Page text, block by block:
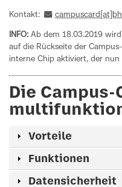
Kontakt:
INFO: Ab dem 18.03.2019
auf die Rückseite der
interne Chip aktiviert, der
Die
Vorteile
Funktionen
Datensicherheit